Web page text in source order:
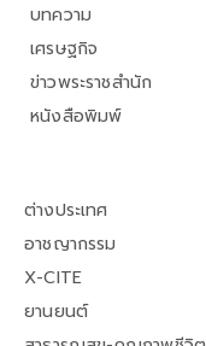
บทความ
เศรษฐกิจ
ข่าวพระราชสำนัก
หนังสือพิมพ์
ต่างประเทศ
อาชญากรรม
X-CITE
ยานยนต์